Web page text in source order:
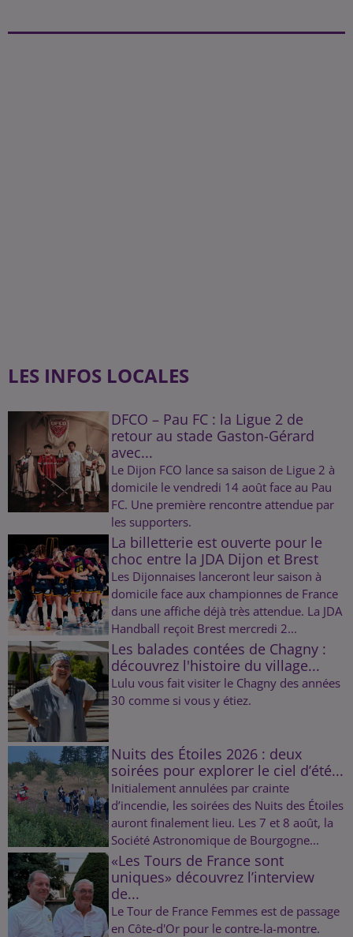
LES INFOS LOCALES
DFCO – Pau FC : la Ligue 2 de
retour au stade Gaston-Gérard
avec...
Le Dijon FCO lance sa saison de Ligue 2 à
domicile le vendredi 14 août face au Pau
FC. Une première rencontre attendue par
les supporters.
La billetterie est ouverte pour le
choc entre la JDA Dijon et Brest
Les Dijonnaises lanceront leur saison à
domicile face aux championnes de France
dans une affiche déjà très attendue. La JDA
Handball reçoit Brest mercredi 2...
Les balades contées de Chagny :
découvrez l'histoire du village...
Lulu vous fait visiter le Chagny des années
30 comme si vous y étiez.
Nuits des Étoiles 2026 : deux
soirées pour explorer le ciel d’été...
Initialement annulées par crainte
d’incendie, les soirées des Nuits des Étoiles
auront finalement lieu. Les 7 et 8 août, la
Société Astronomique de Bourgogne...
«Les Tours de France sont
uniques» découvrez l’interview
de...
Le Tour de France Femmes est de passage
en Côte-d'Or pour le contre-la-montre.